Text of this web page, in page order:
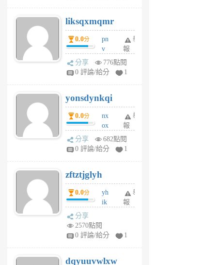
6
個
月
前
liksqxmqmr
0.0分
pn
v
wt
sv
6
個
月
前
舉
報
分享
776點閱
0 評論/給分
1
yonsdynkqi
0.0分
nx
ox
rh
pe
月
前
舉
報
分享
682點閱
0 評論/給分
1
zftztjglyh
0.0分
yh
ik
tu
6
舉
報
分享
2570點閱
0 評論/給分
1
dqyuuvwlxw